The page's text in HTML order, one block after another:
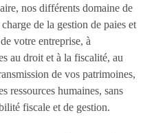
nos différents domaine de
de la gestion de paies et
votre entreprise, à
au droit et à la fiscalité, au
de vos patrimoines,
ressources humaines, sans
fiscale et de gestion.